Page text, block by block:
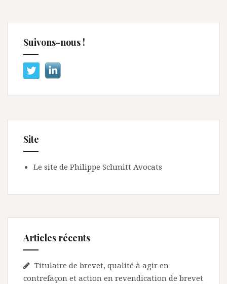
Suivons-nous !
Site
Le site de Philippe Schmitt Avocats
Articles récents
Titulaire de brevet, qualité à agir en
contrefaçon et action en revendication de brevet